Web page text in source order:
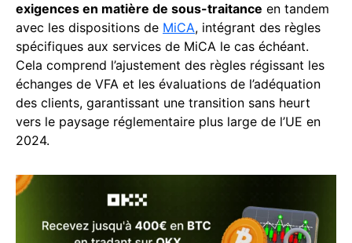
exigences en matière de sous-traitance en tandem
avec les dispositions de MiCA, intégrant des règles
spécifiques aux services de MiCA le cas échéant.
Cela comprend l’ajustement des règles régissant les
échanges de VFA et les évaluations de l’adéquation
des clients, garantissant une transition sans heurt
vers le paysage réglementaire plus large de l’UE en
2024.